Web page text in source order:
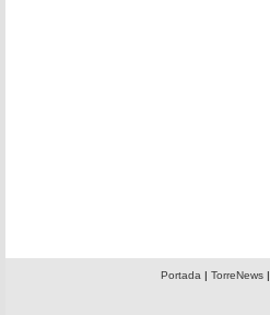
Portada | TorreNews|